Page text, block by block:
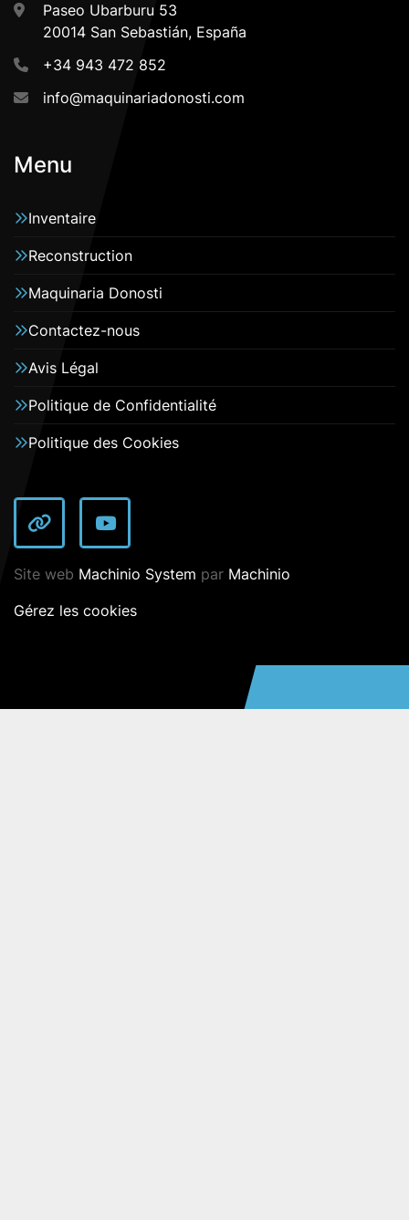
Paseo Ubarburu 53
20014 San Sebastián, España
+34 943 472 852
info@maquinariadonosti.com
Menu
Inventaire
Reconstruction
Maquinaria Donosti
Contactez-nous
Avis Légal
Politique de Confidentialité
Politique des Cookies
autre YouTube
Site web Machinio System par Machinio
Gérez les cookies